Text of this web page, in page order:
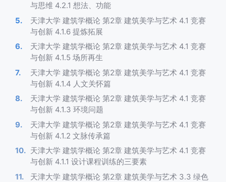
与思维 4.2.1 想法、功能
天津大学 建筑学概论 第2章 建筑美学与艺术 4.1 竞赛
与创新 4.1.6 提炼拓展
天津大学 建筑学概论 第2章 建筑美学与艺术 4.1 竞赛
与创新 4.1.5 场所再生
天津大学 建筑学概论 第2章 建筑美学与艺术 4.1 竞赛
与创新 4.1.4 人文关怀篇
天津大学 建筑学概论 第2章 建筑美学与艺术 4.1 竞赛
与创新 4.1.3 环境问题
天津大学 建筑学概论 第2章 建筑美学与艺术 4.1 竞赛
与创新 4.1.2 文脉传承篇
天津大学 建筑学概论 第2章 建筑美学与艺术 4.1 竞赛
与创新 4.1.1 设计课程训练的三要素
天津大学 建筑学概论 第2章 建筑美学与艺术 3.3 绿色